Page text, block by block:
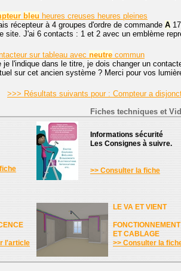
bleu heures creuses heures pleines
récepteur à 4 groupes d'ordre de commande A
site. J'ai 6 contacts : 1 et 2 avec un emblème
sur tableau avec neutre commun
je l'indique dans le titre, je dois changer un
sur cet ancien système ? Merci pour vos
>>> Résultats suivants pour : Compteur a
Fiches techniques et
Informations sécurité
Les Consignes à suivre.
>> Consulter la fiche
l'article
LE VA ET VIENT
FONCTIONNEMENT
ET CABLAGE
>> Consulter la